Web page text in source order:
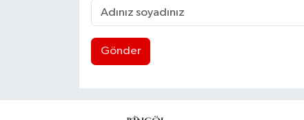
Gönder